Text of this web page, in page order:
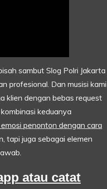
sambut Slog Polri Jakarta
profesional. Dan musisi kami
klien dengan bebas request
keduanya
penonton dengan cara
tapi juga sebagai elemen
atau catat